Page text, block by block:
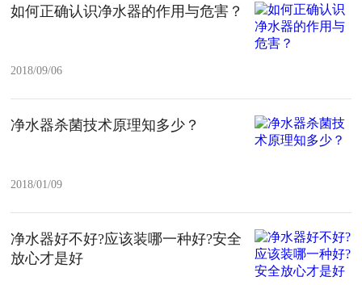
如何正确认识净水器的作用与危害？
2018/09/06
净水器杀菌技术原理知多少？
2018/01/09
净水器好不好?应该装哪一种好?安全
放心才是好